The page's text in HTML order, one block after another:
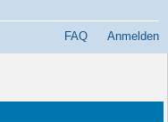
FAQ Anmelden